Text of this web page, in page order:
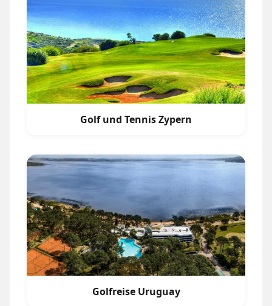
Golf und Tennis Zypern
Golfreise Uruguay